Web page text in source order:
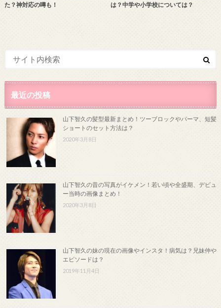
た？神対応の噂も！
は？中学や小学校については？
最近の投稿
山下智久の髪型最新まとめ！ツーブロックやパーマ、短髪
ショートのセット方法は？
2020年3月8日
山下智久の昔の写真がイケメン！若い頃や全盛期、デビュ
ー当時の画像まとめ！
2020年3月8日
山下智久の妹の現在の画像やインスタ！病気は？兄妹仲や
エピソードは？
2019年11月4日